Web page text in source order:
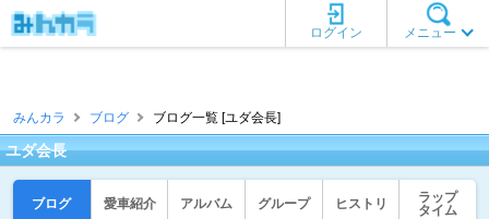
メニュー
ログイン
みんカラ ブログ ブログ一覧 [ユダ会長]
ユダ会長
ブログ 愛車紹介 アルバム グループ ヒストリ
ラップ
タイム